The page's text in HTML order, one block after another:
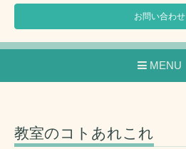
お問い合わせ
MENU
教室のコトあれこれ